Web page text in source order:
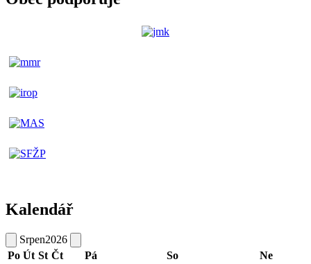
Kalendář
Srpen2026
Po Út St Čt Pá So Ne